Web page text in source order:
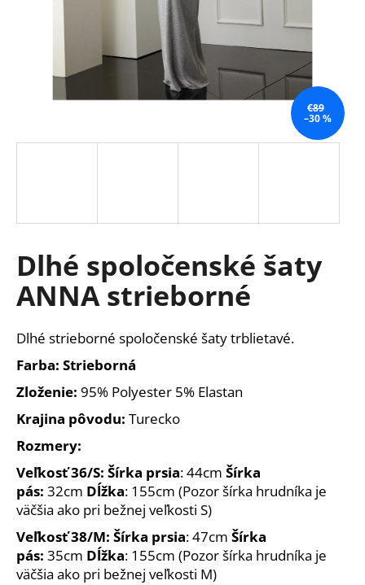
Dlhé spoločenské šaty
ANNA strieborné
Dlhé strieborné spoločenské šaty trblietavé.
Farba: Strieborná
Zloženie: 95% Polyester 5% Elastan
Krajina pôvodu: Turecko
Rozmery:
Veľkosť 36/S: Šírka prsia: 44cm Šírka
pás: 32cm Dĺžka: 155cm (Pozor šírka hrudníka je
väčšia ako pri bežnej veľkosti S)
Veľkosť 38/M: Šírka prsia: 47cm Šírka
pás: 35cm Dĺžka: 155cm (Pozor šírka hrudníka je
väčšia ako pri bežnej veľkosti M)
€89
–30 %
O
d
p
r
ú
č
a
m
e